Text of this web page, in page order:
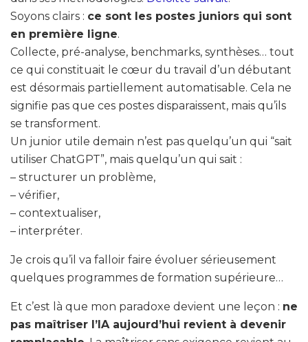
Soyons clairs : ce sont les postes juniors qui sont
en première ligne.
Collecte, pré-analyse, benchmarks, synthèses… tout
ce qui constituait le cœur du travail d’un débutant
est désormais partiellement automatisable. Cela ne
signifie pas que ces postes disparaissent, mais qu’ils
se transforment.
Un junior utile demain n’est pas quelqu’un qui “sait
utiliser ChatGPT”, mais quelqu’un qui sait :
– structurer un problème,
– vérifier,
– contextualiser,
– interpréter.
Je crois qu’il va falloir faire évoluer sérieusement
quelques programmes de formation supérieure…
Et c’est là que mon paradoxe devient une leçon : ne
pas maîtriser l’IA aujourd’hui revient à devenir